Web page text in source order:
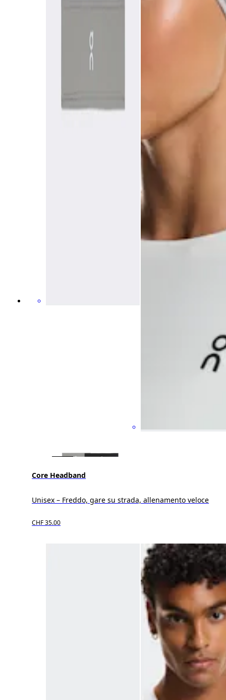
Core Headband
Unisex – Freddo, gare su strada, allenamento veloce
CHF 35.00